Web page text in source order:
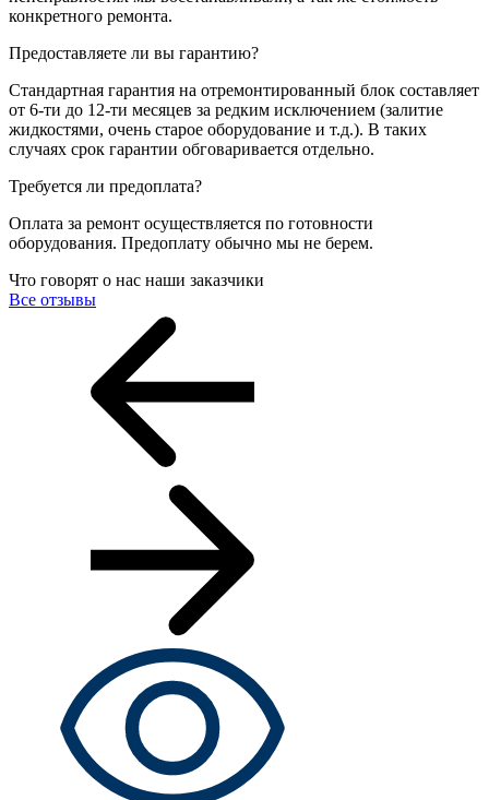
конкретного ремонта.
Предоставляете ли вы гарантию?
Стандартная гарантия на отремонтированный блок составляет
от 6-ти до 12-ти месяцев за редким исключением (залитие
жидкостями, очень старое оборудование и т.д.). В таких
случаях срок гарантии обговаривается отдельно.
Требуется ли предоплата?
Оплата за ремонт осуществляется по готовности
оборудования. Предоплату обычно мы не берем.
Что говорят о нас наши заказчики
Все отзывы